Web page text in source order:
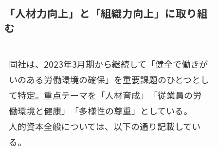
「人材力向上」と「組織力向上」に取り組
む
同社は、2023年3月期から継続して「健全で働きが
いのある労働環境の確保」を重要課題のひとつとし
て特定。重点テーマを「人材育成」「従業員の労
働環境と健康」「多様性の尊重」としている。
人的資本全般については、以下の通り記載してい
る。